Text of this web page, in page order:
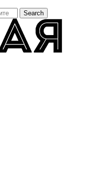
Search